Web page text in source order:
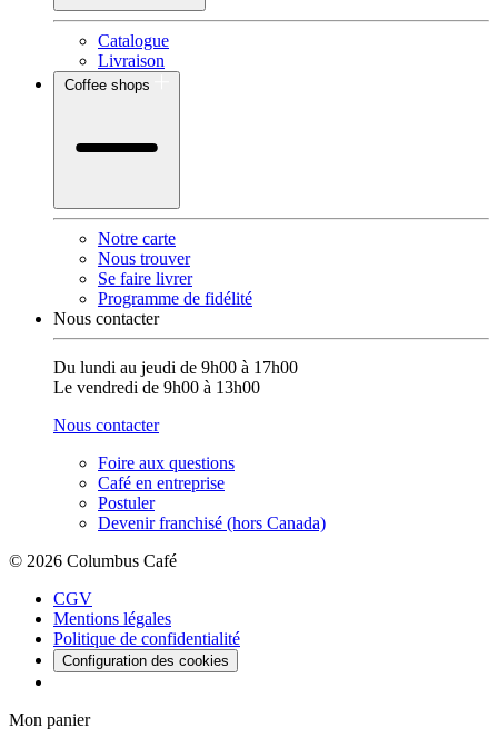
Catalogue
Livraison
Coffee shops
Notre carte
Nous trouver
Se faire livrer
Programme de fidélité
Nous contacter
Du lundi au jeudi de 9h00 à 17h00
Le vendredi de 9h00 à 13h00
Nous contacter
Foire aux questions
Café en entreprise
Postuler
Devenir franchisé (hors Canada)
© 2026 Columbus Café
CGV
Mentions légales
Politique de confidentialité
Configuration des cookies
Mon panier